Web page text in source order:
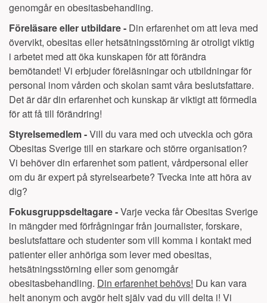
genomgår en obesitasbehandling.
Föreläsare eller utbildare - Din erfarenhet om att leva med
övervikt, obesitas eller hetsätningsstörning är otroligt viktig
i arbetet med att öka kunskapen för att förändra
bemötandet! Vi erbjuder föreläsningar och utbildningar för
personal inom vården och skolan samt våra beslutsfattare.
Det är där din erfarenhet och kunskap är viktigt att förmedla
för att få till förändring!
Styrelsemedlem -Vill du vara med och utveckla och göra
Obesitas Sverige till en starkare och större organisation?
Vi behöver din erfarenhet som patient, vårdpersonal eller
om du är expert på styrelsearbete? Tvecka inte att höra av
dig?
Fokusgruppsdeltagare -Varje vecka får Obesitas Sverige
in mängder med förfrågningar från journalister, forskare,
beslutsfattare och studenter som vill komma i kontakt med
patienter eller anhöriga som lever med obesitas,
hetsätningsstörning eller som genomgår
obesitasbehandling. Din erfarenhet behövs! Du kan vara
helt anonym och avgör helt själv vad du vill delta i! Vi